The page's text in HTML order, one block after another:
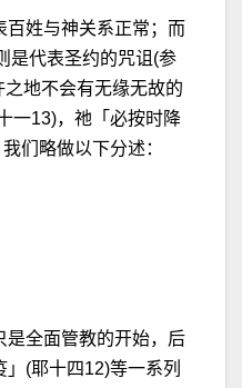
百姓与神关系正常；而
是代表圣约的咒诅(参
地不会有无缘无故的
一13)，祂「必按时降
们略做以下分述：
是全面管教的开始，后
(耶十四12)等一系列